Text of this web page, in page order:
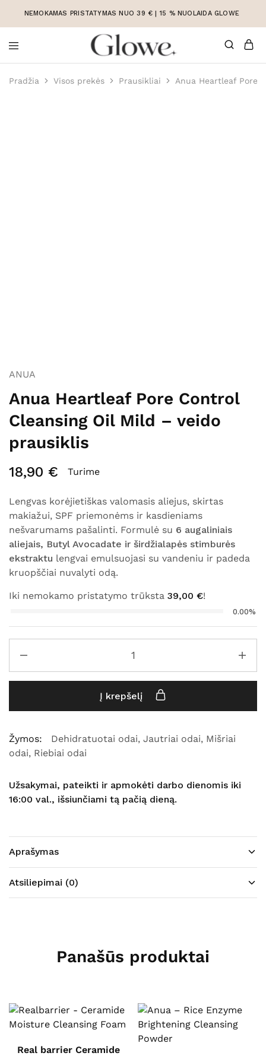
NEMOKAMAS PRISTATYMAS NUO 39 € | 15 % NUOLAIDA GLOWE
Korėjietiška
Korėjietiška
internetu
Pradžia Visos prekės Prausikliai Anua Heartleaf Pore
ANUA
Anua Heartleaf Pore Control
Cleansing Oil Mild – veido
prausiklis
18,90 € Turime
Lengvas korėjietiškas valomasis aliejus, skirtas
makiažui, SPF priemonėms ir kasdieniams
nešvarumams pašalinti. Formulė su 6 augaliniais
aliejais, Butyl Avocadate ir širdžialapės stimburės
ekstraktu lengvai emulsuojasi su vandeniu ir padeda
kruopščiai nuvalyti odą.
Iki nemokamo pristatymo trūksta 39,00 €!
0.00%
Į krepšelį
Žymos: Dehidratuotai odai, Jautriai odai, Mišriai
odai, Riebiai odai
Užsakymai, pateikti ir apmokėti darbo dienomis iki
16:00 val., išsiunčiami tą pačią dieną.
Aprašymas
Atsiliepimai (0)
Panašūs produktai
Real barrier Ceramide